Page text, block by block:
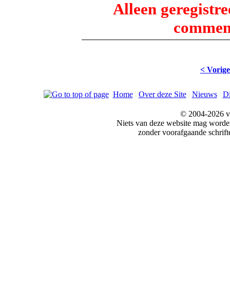
Alleen
< Vorige
Home| Over deze Site| Nieuws|
© 2004-2026
Niets van deze website mag
zonder voorafgaande